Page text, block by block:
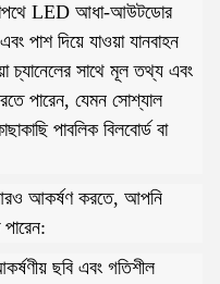
LED আধা-আউটডোর
পাশ দিয়ে যাওয়া যানবাহন
চ্যানেলের সাথে মূল তথ্য এবং
পারেন, যেমন সোশ্যাল
পাবলিক বিলবোর্ড বা
আকর্ষণ করতে, আপনি
ছবি এবং গতিশীল